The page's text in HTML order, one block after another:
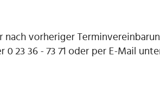
nach vorheriger
23 36 - 73 71 oder per E-Mail